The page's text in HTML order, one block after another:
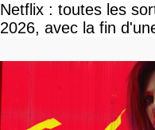
Netflix : toutes les
2026, avec la fin